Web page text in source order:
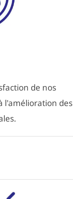
de nos
l'amélioration des